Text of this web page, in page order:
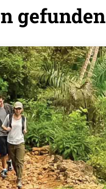
gefunden